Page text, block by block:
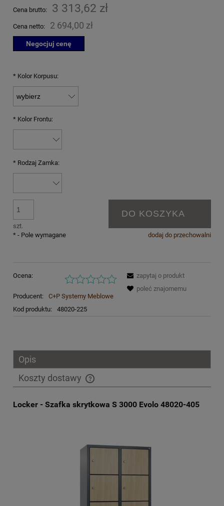
Cena brutto: 3 313,62 zł
Cena netto: 2 694,00 zł
Negocjuj cenę
* Kolor Korpusu:
* Kolor Frontu:
* Rodzaj Zamka:
szt.
DO KOSZYKA
dodaj do przechowalni
* - Pole wymagane
Ocena:
Producent:
C+P Systemy Meblowe
Kod produktu:
48020-225
zapytaj o produkt
poleć znajomemu
Opis
Koszty dostawy
Cena nie zawiera ewentualnych kosztów płatności
Locker - Szafka skrytkowa S 3000 Evolo 48020-405